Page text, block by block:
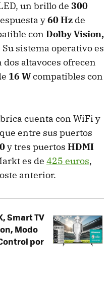
un brillo de 300
y60 Hz de
con Dolby Vision,
Su sistema operativo es
dos altavoces ofrecen
16 Wcompatibles con
cuenta con WiFi y
entre sus puertos
y tres puertos HDMI
es de 425 euros,
anterior.
Smart TV
Modo
por